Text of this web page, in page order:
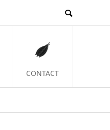
CONTACT